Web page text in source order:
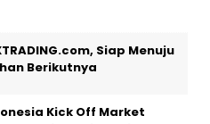
Siap Menuju
Berikutnya
Kick Off Market